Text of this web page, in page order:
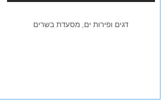
דגים ופירות ים, מסעדת בשרים